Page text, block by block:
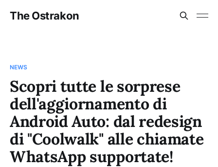
The Ostrakon
NEWS
Scopri tutte le sorprese
dell'aggiornamento di
Android Auto: dal redesign
di "Coolwalk" alle chiamate
WhatsApp supportate!